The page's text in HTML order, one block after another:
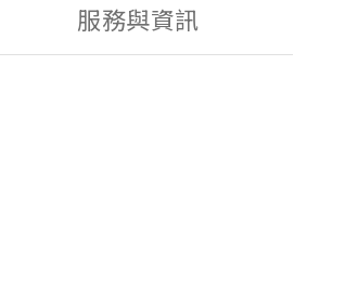
服務與資訊